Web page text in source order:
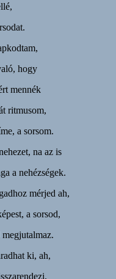
hogy
mennék
ritmusom,
a sorsom.
na az is
a nehézségek.
mérjed ah,
a sorsod,
ki, ah,